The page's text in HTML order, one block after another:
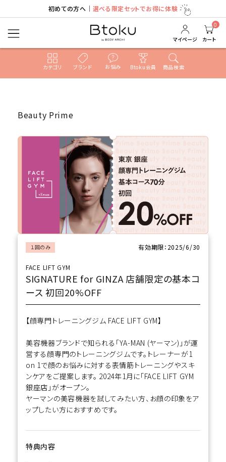
初めての方へ｜ 選べる限定セットでお得に体験
マイページ
0
カート
カテゴリ ブランド お悩み Btoku会員 商品検索
search
売れ筋ランキング
ブランド
お知らせ
よくあるご質問
Beauty Prime
１回のみ 有効期限：2025/6/30
FACE LIFT GYM
SIGNATURE for GINZA 店舗限定の基本コ
ース 初回20%OFF
【顔専門トレーニングジム FACE LIFT GYM】
美容機器ブランドで知られる「YA-MAN (ヤーマン)」が運
営する顔専門のトレーニングジムです。トレーナーが1
on 1で顔のお悩みに対する表情筋トレーニングやスキ
ンケアをご提案します。 2024年1月に「FACE LIFT GYM
銀座店」がオープン。
ヤーマンの美容機器を試してみたい方、お顔の印象をア
ップしたい方におすすめです。
特典内容